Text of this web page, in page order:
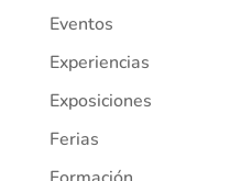
Eventos
Experiencias
Exposiciones
Ferias